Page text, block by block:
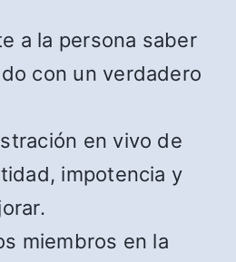
a la persona saber
con un verdadero
en vivo de
impotencia y
miembros en la